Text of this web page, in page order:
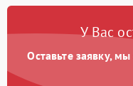
наклона
зарядки
У Вас
Оставьте заявку,